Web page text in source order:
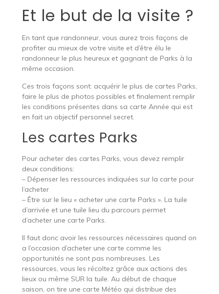
Et le but de la visite ?
En tant que randonneur, vous aurez trois façons de
profiter au mieux de votre visite et d’être élu le
randonneur le plus heureux et gagnant de Parks à la
même occasion.
Ces trois façons sont: acquérir le plus de cartes Parks,
faire le plus de photos possibles et finalement remplir
les conditions présentes dans sa carte Année qui est
en fait un objectif personnel secret.
Les cartes Parks
Pour acheter des cartes Parks, vous devez remplir
deux conditions:
– Dépenser les ressources indiquées sur la carte pour
l’acheter
– Être sur le lieu « acheter une carte Parks ». La tuile
d’arrivée et une tuile lieu du parcours permet
d’acheter une carte Parks.
Il faut donc avoir les ressources nécessaires quand on
a l’occasion d’acheter une carte comme les
opportunités ne sont pas nombreuses. Les
ressources, vous les récoltez grâce aux actions des
lieux ou même SUR la tuile. Au début de chaque
saison, on tire une carte Météo qui distribue des